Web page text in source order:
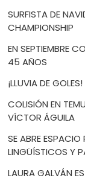
SURFISTA DE
CHAMPIONSHIP
EN SEPTIEMBRE
45 AÑOS
¡LLUVIA DE
COLISIÓN EN
VÍCTOR ÁGUILA
SE ABRE
LINGÜÍSTICOS Y
LAURA GALVÁN